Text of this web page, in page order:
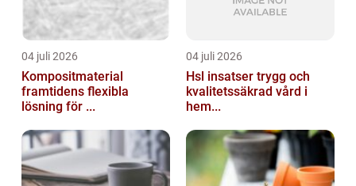
04 juli 2026
Kompositmaterial
framtidens flexibla
lösning för ...
04 juli 2026
Hsl insatser trygg och
kvalitetssäkrad vård i
hem...